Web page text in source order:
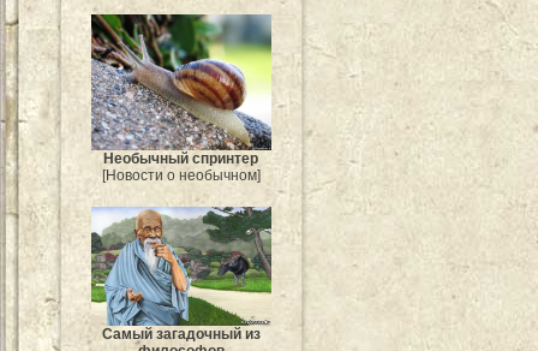
Необычный спринтер
[Новости о необычном]
Самый загадочный из